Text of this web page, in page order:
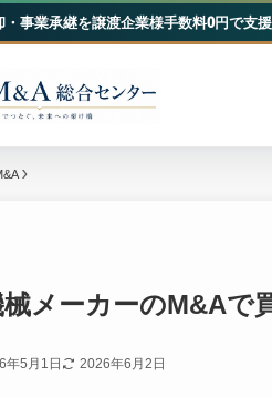
事業承継を譲渡企業様手数料0円で支援
メーカーのM&Aで
年5月1日 2026年6月2日